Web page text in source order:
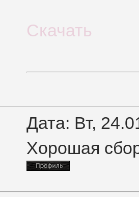
Скачать
Дата: Вт,
Хорошая